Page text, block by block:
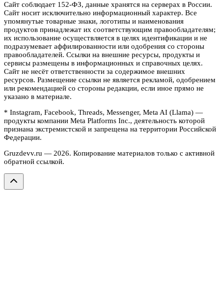
Сайт соблюдает 152-ФЗ, данные хранятся на серверах в России.
Сайт носит исключительно информационный характер. Все
упомянутые товарные знаки, логотипы и наименования
продуктов принадлежат их соответствующим правообладателям;
их использование осуществляется в целях идентификации и не
подразумевает аффилированности или одобрения со стороны
правообладателей. Ссылки на внешние ресурсы, продукты и
сервисы размещены в информационных и справочных целях.
Сайт не несёт ответственности за содержимое внешних
ресурсов. Размещение ссылки не является рекламой, одобрением
или рекомендацией со стороны редакции, если иное прямо не
указано в материале.
* Instagram, Facebook, Threads, Messenger, Meta AI (Llama) —
продукты компании Meta Platforms Inc., деятельность которой
признана экстремистской и запрещена на территории Российской
Федерации.
Gruzdevv.ru — 2026. Копирование материалов только с активной
обратной ссылкой.